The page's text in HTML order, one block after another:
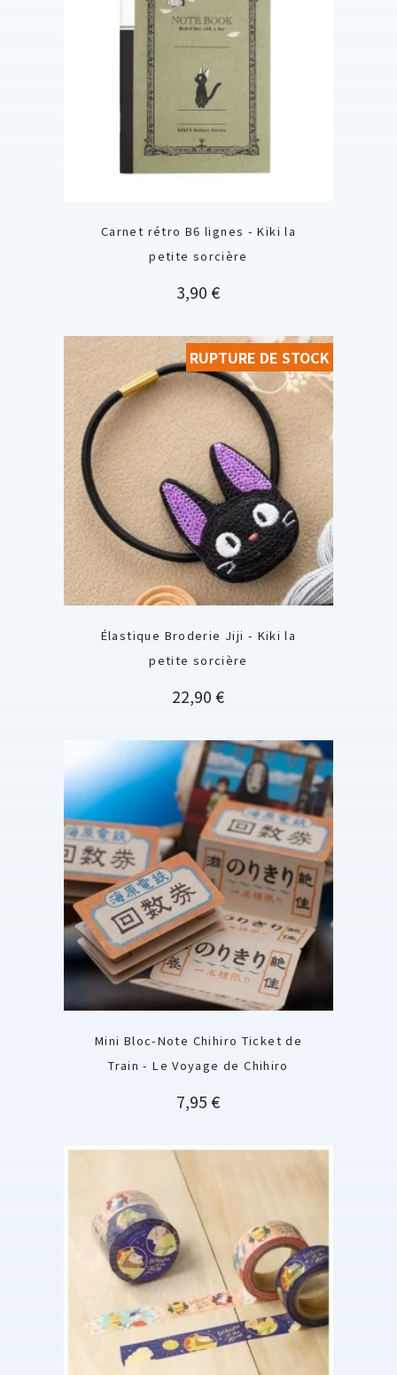
Carnet rétro B6 lignes - Kiki la
petite sorcière
Prix
3,90 €
Élastique Broderie Jiji - Kiki la
petite sorcière
Prix
22,90 €
RUPTURE DE STOCK
Mini Bloc-Note Chihiro Ticket de
Train - Le Voyage de Chihiro
Prix
7,95 €